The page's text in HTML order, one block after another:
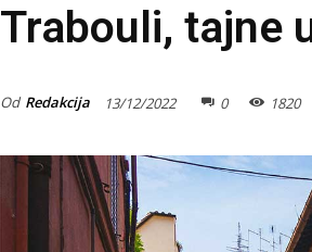
Trabouli, tajne
Od Redakcija 13/12/2022 0 1820